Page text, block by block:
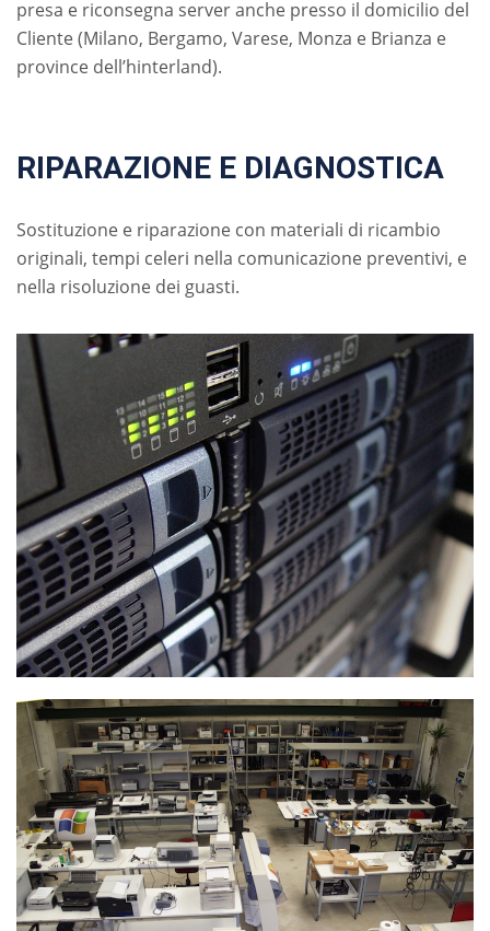
presa e riconsegna server anche presso il domicilio del
Cliente (Milano, Bergamo, Varese, Monza e Brianza e
province dell’hinterland).
RIPARAZIONE E DIAGNOSTICA
Sostituzione e riparazione con materiali di ricambio
originali, tempi celeri nella comunicazione preventivi, e
nella risoluzione dei guasti.